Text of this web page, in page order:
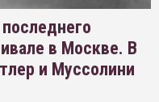
в Москве. В
и Муссолини